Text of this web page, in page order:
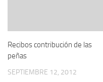
Recibos contribución de las
peñas
SEPTIEMBRE 12, 2012